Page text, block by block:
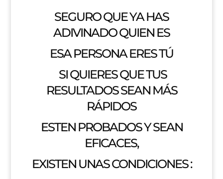
SEGURO QUE YA HAS
ADIVINADO QUIEN ES
ESA PERSONA ERES TÚ
SI QUIERES QUE TUS
RESULTADOS SEAN MÁS
RÁPIDOS
ESTEN PROBADOS Y SEAN
EFICACES,
EXISTEN UNAS CONDICIONES :